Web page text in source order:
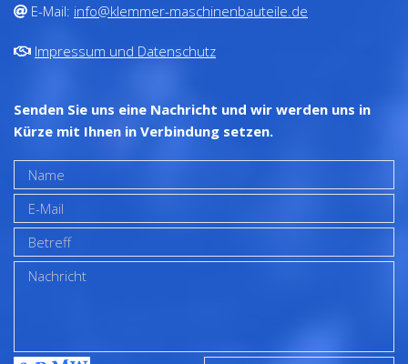
E-Mail: info@klemmer-maschinenbauteile.de
Impressum und Datenschutz
Senden Sie uns eine Nachricht und wir werden uns in
Kürze mit Ihnen in Verbindung setzen.